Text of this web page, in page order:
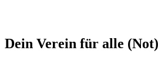
Dein Verein für alle